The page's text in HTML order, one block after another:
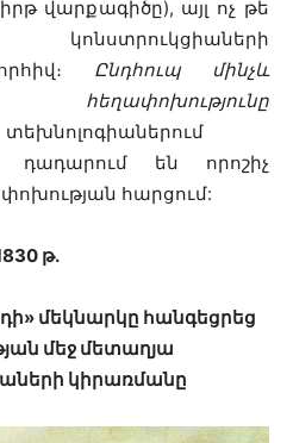
վարքագիծը), այլ ոչ թե
Ընդհուպ մինչև
հեղափոխությունը
դադարում են որոշիչ
հարցում:
թ․
մեկնարկը հանգեցրեց
մեջ մետաղյա
կիրառմանը